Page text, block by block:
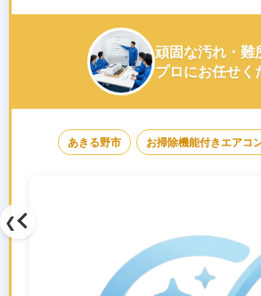
頑固な汚れ・難
プロにお任せく
あきる野市 お掃除機能付きエアコ
❮